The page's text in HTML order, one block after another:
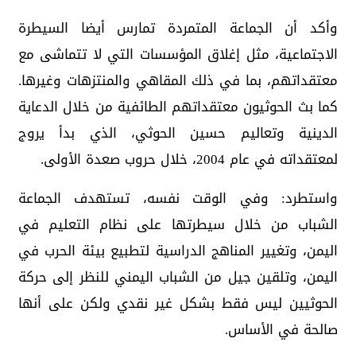
وأكد أن الجماعة المتمردة تمارس أيضا السيطرة
الاجتماعية، مثل إغلاق المؤسسات التي لا تتماشى مع
معتقداتهم، بما في ذلك المقاهي والمنتزهات وغيرها.
كما بث الحوثيون معتقداتهم الطائفية من خلال الدعاية
الدينية وتعاليم حسين الحوثي، الذي بدأ يروج
لمعتقداته في عام 2004، خلال حروب صعدة الأولى.
واستطرد: وفي الوقت نفسه، تستهدف الجماعة
الشباب من خلال سيطرتها على نظام التعليم في
اليمن، وتغيير المناهج الدراسية لتطبيع بيئة الحرب في
اليمن، وتلقين جيل من الشباب اليمني للنظر إلى حركة
الحوثيين ليس فقط بشكل غير نقدي ولكن على أنها
صالحة في الأساس.